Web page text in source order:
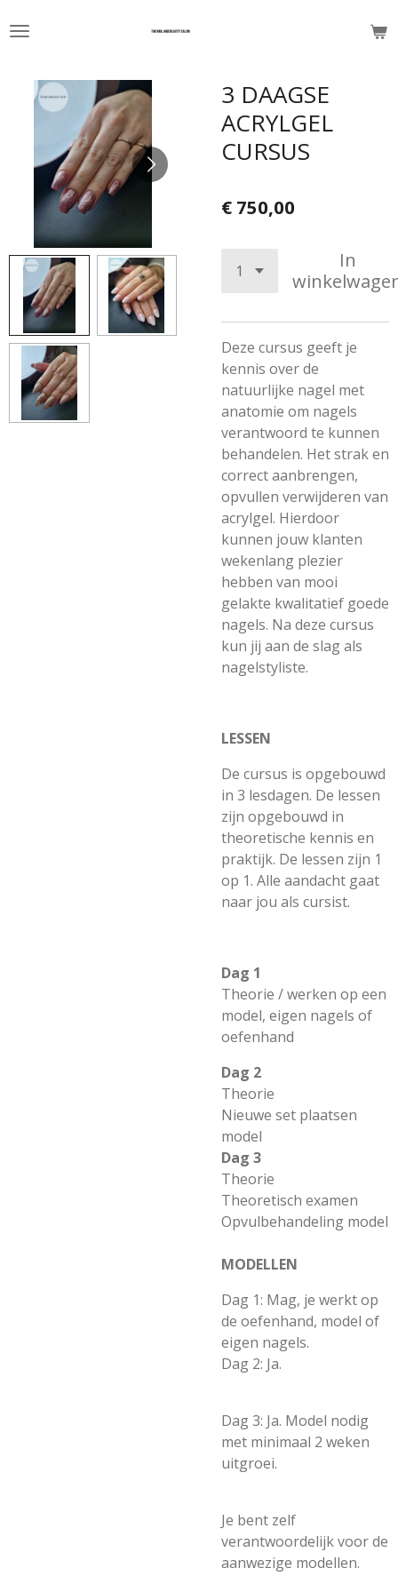
direct
hoofdinhoud
3 DAAGSE
ACRYLGEL
CURSUS
€ 750,00
In
Deze cursus geeft je
kennis over de
natuurlijke nagel met
anatomie om nagels
verantwoord te kunnen
behandelen. Het strak en
correct aanbrengen,
opvullen verwijderen van
acrylgel. Hierdoor
kunnen jouw klanten
wekenlang plezier
hebben van mooi
gelakte kwalitatief goede
nagels. Na deze cursus
kun jij aan de slag als
nagelstyliste.
LESSEN
De cursus is opgebouwd
in 3 lesdagen. De lessen
zijn opgebouwd in
theoretische kennis en
praktijk. De lessen zijn 1
op 1. Alle aandacht gaat
naar jou als cursist.
Dag 1
Theorie / werken op een
model, eigen nagels of
oefenhand
Dag 2
Theorie
Nieuwe set plaatsen
model
Dag 3
Theorie
Theoretisch examen
Opvulbehandeling model
MODELLEN
Dag 1: Mag, je werkt op
de oefenhand, model of
eigen nagels.
Dag 2: Ja.
Dag 3: Ja. Model nodig
met minimaal 2 weken
uitgroei.
Je bent zelf
verantwoordelijk voor de
aanwezige modellen.